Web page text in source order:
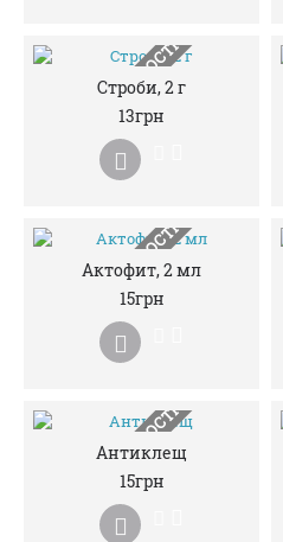
НЕМАЄ В НАЯВНОСТІ
Строби, 2 г
13грн
НЕМАЄ В НАЯВНОСТІ
Актофит, 2 мл
15грн
НЕМАЄ В НАЯВНОСТІ
Антиклещ
15грн